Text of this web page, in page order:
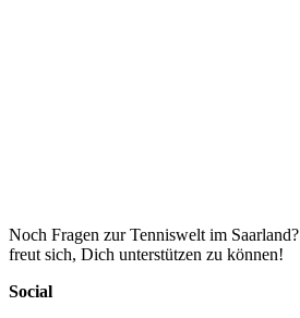
Noch Fragen zur Tenniswelt im Saarland?
freut sich, Dich unterstützen zu können!
Social